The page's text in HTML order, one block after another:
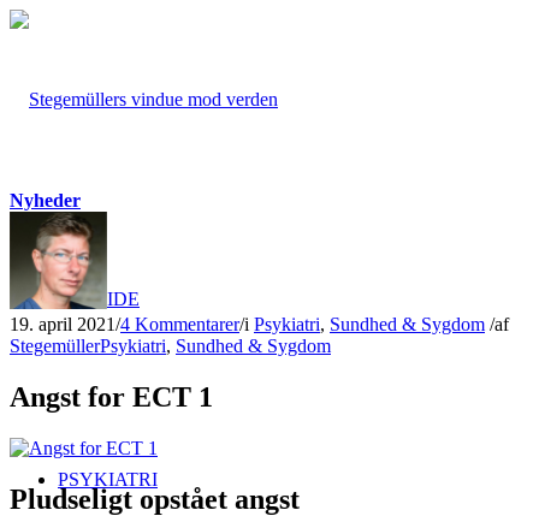
FORSIDE
PSYKIATRI
Nyheder
19. april 2021/4 Kommentarer/i Psykiatri, Sundhed & Sygdom /af
StegemüllerPsykiatri, Sundhed & Sygdom
Angst for ECT 1
Pludseligt opstået angst